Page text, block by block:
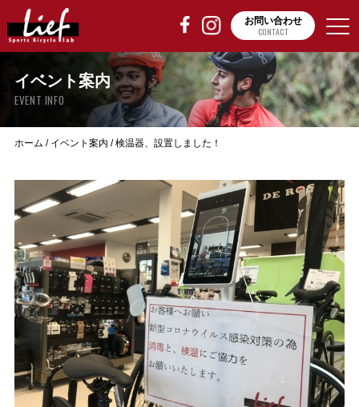
お問い合わせ
CONTACT
イベント案内
EVENT INFO
ホーム / イベント案内 /検温器、設置しました！